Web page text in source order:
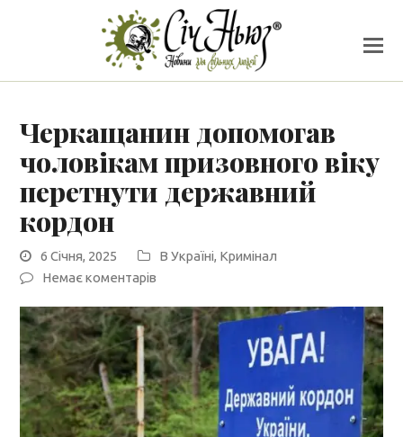
Черкащанин допомогав
чоловікам призовного віку
перетнути державний
кордон
6 Січня, 2025 В Україні, Кримінал
Немає коментарів